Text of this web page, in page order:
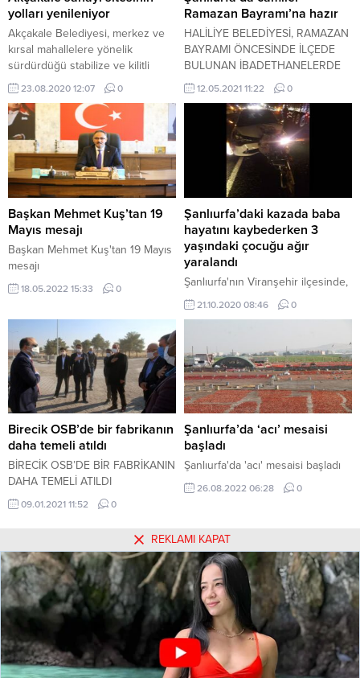
yolları yenileniyor
Akçakale Belediyesi, merkez ve
kırsal mahallelere yönelik
sürdürdüğü stabilize ve kilitli
parke taşı çalışmalarına aralıksız
devam ediyor.
23.08.2020 12:07 0
Ramazan Bayramı’na hazır
HALİLİYE BELEDİYESİ, RAMAZAN
BAYRAMI ÖNCESİNDE İLÇEDE
BULUNAN İBADETHANELERDE
DEZENFEKTE VE HALI YIKAMA
ÇALIŞMALARI YAPTI.
12.05.2021 11:22 0
Başkan Mehmet Kuş’tan 19
Mayıs mesajı
Başkan Mehmet Kuş'tan 19 Mayıs
mesajı
18.05.2022 15:33 0
Şanlıurfa’daki kazada baba
hayatını kaybederken 3
yaşındaki çocuğu ağır
yaralandı
Şanlıurfa'nın Viranşehir ilçesinde,
sürücüsünün ismi ve plakası
öğrenilmeyen otomobil, seyir
çarptı. Kazada motosiklet
sürücüsü hayatını kaybederken, 3
yaşındaki çocuk ağır yaralandı.
21.10.2020 08:46 0
Birecik OSB’de bir fabrikanın
daha temeli atıldı
BİRECİK OSB’DE BİR FABRİKANIN
DAHA TEMELİ ATILDI
09.01.2021 11:52 0
Şanlıurfa’da ‘acı’ mesaisi
başladı
Şanlıurfa'da 'acı' mesaisi başladı
26.08.2022 06:28 0
Hakkımızda Kullanım Koşulları
REKLAMI KAPAT